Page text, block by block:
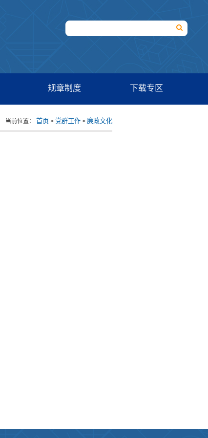
规章制度 下载专区
当前位置： 首页 > 党群工作 > 廉政文化